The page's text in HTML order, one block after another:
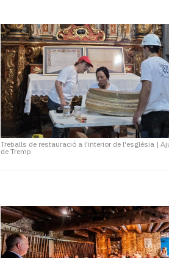
Treballs de restauració a l'interior de l'església |
de Tremp